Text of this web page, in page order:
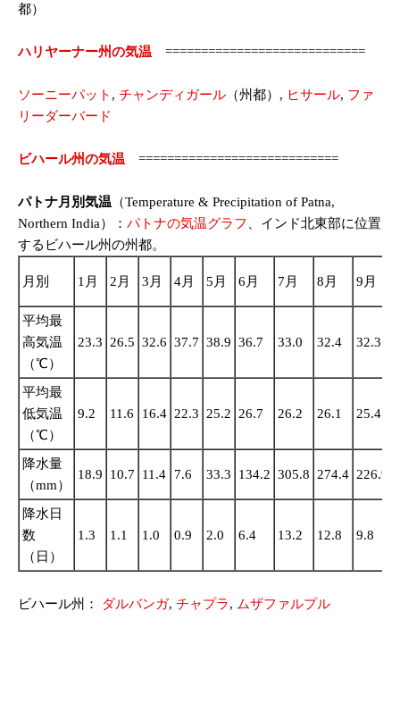
都）
ハリヤーナー州の気温 ============================
ソーニーパット , チャンディガール （州都）, ヒサール, ファ
リーダーバード
ビハール州の気温 ============================
パトナ月別気温 （Temperature & Precipitation of Patna,
Northern India）： パトナの気温グラフ
、インド北東部に位置
するビハール州の州都。
月別 1月 2月 3月 4月 5月 6月 7月 8月 9月
平均最
高気温
（℃）
23.3 26.5 32.6 37.7 38.9 36.7 33.0 32.4 32.3
平均最
低気温
（℃）
9.2 11.6 16.4 22.3 25.2 26.7 26.2 26.1 25.4
降水量
（mm）
18.9 10.7 11.4 7.6 33.3 134.2 305.8 274.4 226.9
降水日
数
（日）
1.3 1.1 1.0 0.9 2.0 6.4 13.2 12.8 9.8
ビハール州： ダルバンガ, チャプラ, ムザファルプル